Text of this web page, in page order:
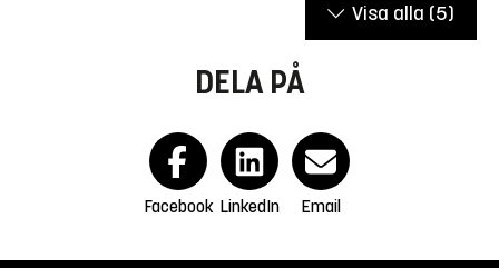
Visa alla (5)
DELA PÅ
Facebook LinkedIn Email